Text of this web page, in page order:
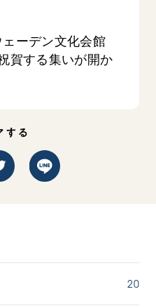
ェーデン文化会館
賀する集いが開か
する
20